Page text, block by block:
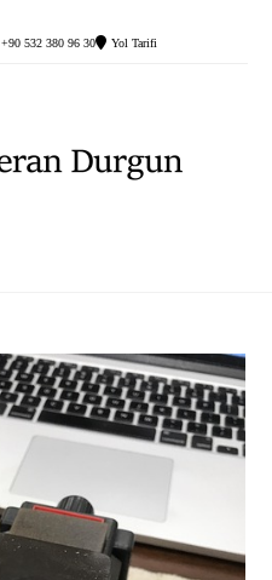
+90 532 380 96 30 Yol Tarifi